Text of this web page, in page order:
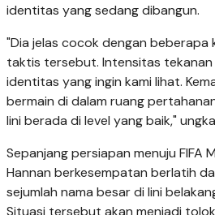
identitas yang sedang dibangun.
"Dia jelas cocok dengan beberapa
taktis tersebut. Intensitas tekanan
identitas yang ingin kami lihat.
bermain di dalam ruang
lini berada di level yang baik,"
Sepanjang persiapan menuju FIFA
Hannan berkesempatan berlatih
sejumlah nama besar di lini
Situasi tersebut akan menjadi